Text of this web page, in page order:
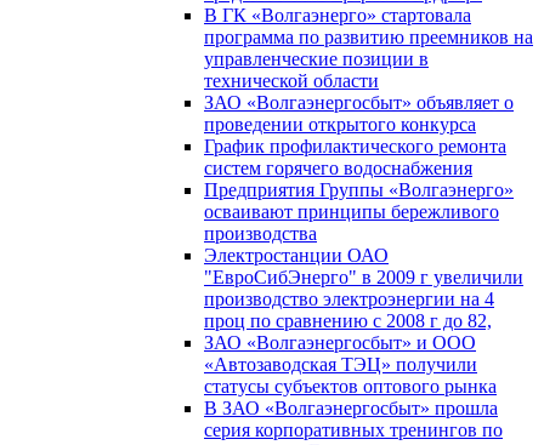
В ГК «Волгаэнерго» стартовала
программа по развитию преемников на
управленческие позиции в
технической области
ЗАО «Волгаэнергосбыт» объявляет о
проведении открытого конкурса
График профилактического ремонта
систем горячего водоснабжения
Предприятия Группы «Волгаэнерго»
осваивают принципы бережливого
производства
Электростанции ОАО
"ЕвроСибЭнерго" в 2009 г увеличили
производство электроэнергии на 4
проц по сравнению с 2008 г до 82,
ЗАО «Волгаэнергосбыт» и ООО
«Автозаводская ТЭЦ» получили
статусы субъектов оптового рынка
В ЗАО «Волгаэнергосбыт» прошла
серия корпоративных тренингов по